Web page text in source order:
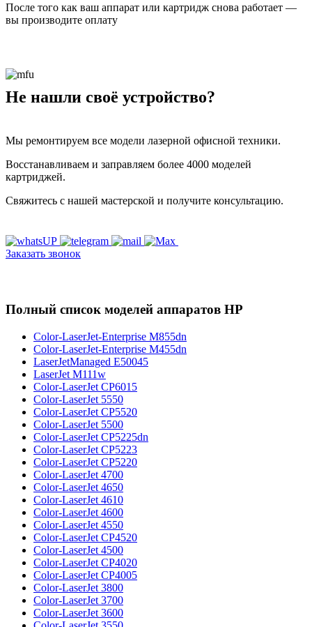
После того как ваш аппарат или картридж снова работает —
вы производите оплату
Не нашли своё устройство?
Мы ремонтируем все модели лазерной офисной техники.
Восстанавливаем и заправляем более 4000 моделей
картриджей.
Свяжитесь с нашей мастерской и получите консультацию.
Заказать звонок
Полный список моделей аппаратов HP
Color-LaserJet-Enterprise M855dn
Color-LaserJet-Enterprise M455dn
LaserJetManaged E50045
LaserJet M111w
Color-LaserJet CP6015
Color-LaserJet 5550
Color-LaserJet CP5520
Color-LaserJet 5500
Color-LaserJet CP5225dn
Color-LaserJet CP5223
Color-LaserJet CP5220
Color-LaserJet 4700
Color-LaserJet 4650
Color-LaserJet 4610
Color-LaserJet 4600
Color-LaserJet 4550
Color-LaserJet CP4520
Color-LaserJet 4500
Color-LaserJet CP4020
Color-LaserJet CP4005
Color-LaserJet 3800
Color-LaserJet 3700
Color-LaserJet 3600